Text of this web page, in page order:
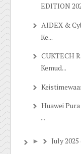
EDITION
AIDEX &
Ke...
CUKTECH
Kemud...
Huawei
...
► July 2025